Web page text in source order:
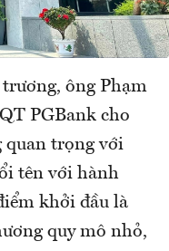
ông Phạm
PGBank cho
quan trọng với
tên với hành
khởi đầu là
quy mô nhỏ,